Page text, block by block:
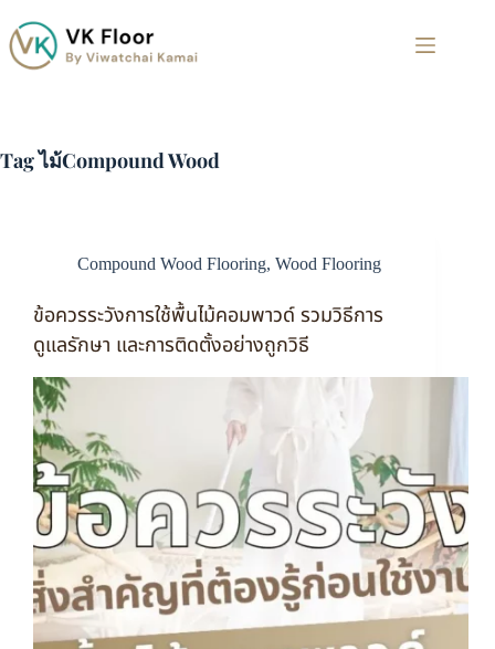
Tagไม้Compound Wood
Compound Wood Flooring, Wood Flooring
ข้อควรระวังการใช้พื้นไม้คอมพาวด์ รวมวิธีการ
ดูแลรักษา และการติดตั้งอย่างถูกวิธี